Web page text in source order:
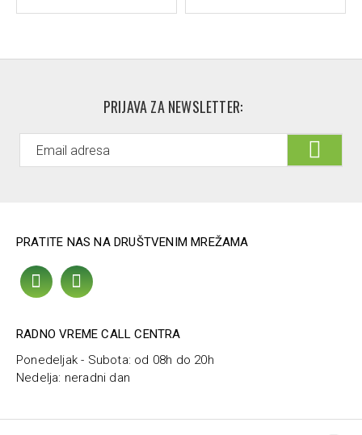
PRIJAVA ZA NEWSLETTER:
PRATITE NAS NA DRUŠTVENIM MREŽAMA
RADNO VREME CALL CENTRA
Ponedeljak - Subota: od 08h do 20h
Nedelja: neradni dan